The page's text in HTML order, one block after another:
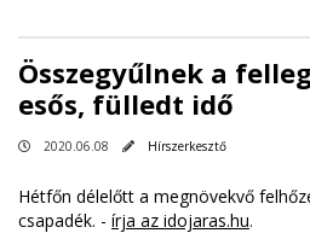
Összegyűlnek a
esős, fülledt idő
2020.06.08 Hírszerkesztő
Hétfőn délelőtt a megnövekvő
csapadék. - írja az idojaras.hu.